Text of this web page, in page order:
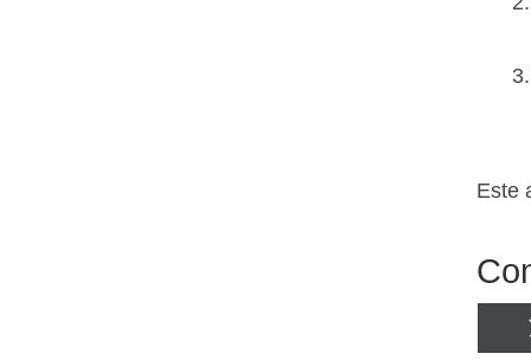
Este